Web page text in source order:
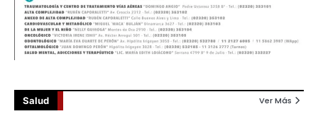
Salud Ver Más